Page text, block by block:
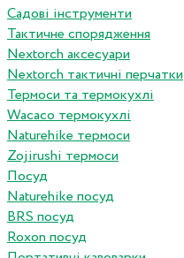
Садові інструменти
Тактичне спорядження
Nextorch аксесуари
Nextorch тактичні перчатки
Термоси та термокухлі
Wacaco термокухлі
Naturehike термоси
Zojirushi термоси
Посуд
Naturehike посуд
BRS посуд
Roxon посуд